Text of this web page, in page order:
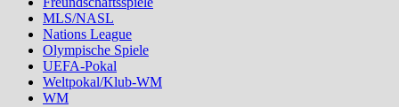
MLS/NASL
Nations League
Olympische Spiele
UEFA-Pokal
Weltpokal/Klub-WM
WM